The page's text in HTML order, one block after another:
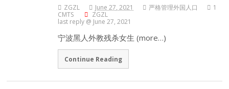
ZGZL June 27, 2021 严格管理外国人口
1
CMTS
ZGZL
last reply @ June 27, 2021
宁波黑人外教残杀女生 (more…)
Continue Reading